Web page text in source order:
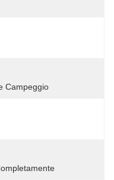
Campeggio